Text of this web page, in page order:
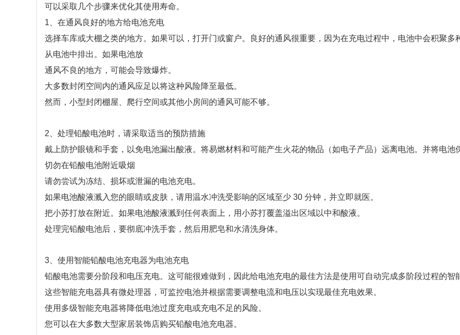
可以采取几个步骤来优化其使用寿命。
1、在通风良好的地方给电池充电
选择车库或大棚之类的地方。如果可以，打开门或窗户。良好的通风很重要，因为在充电过程中，电池中会积聚
从电池中排出。如果电池放
通风不良的地方，可能会导致爆炸。
大多数封闭空间内的通风应足以将这种风险降至最低。
然而，小型封闭棚屋、爬行空间或其他小房间的通风可能不够。
2、处理铅酸电池时，请采取适当的预防措施
戴上防护眼镜和手套，以免电池漏出酸液。将易燃材料和可能产生火花的物品（如电子产品）远离电池。并将电
切勿在铅酸电池附近吸烟
请勿尝试为冻结、损坏或泄漏的电池充电。
如果电池酸液溅入您的眼睛或皮肤，请用温水冲洗受影响的区域至少 30 分钟，并立即就医。
把小苏打放在附近。如果电池酸液溅到任何表面上，用小苏打覆盖溢出区域以中和酸液。
处理完铅酸电池后，要彻底冲洗手套，然后用肥皂和水清洗身体。
3、使用智能铅酸电池充电器为电池充电
铅酸电池需要分阶段和电压充电。这可能很难做到，因此给电池充电的最佳方法是使用可自动完成多阶段过程的智
这些智能充电器具有微处理器，可监控电池并根据需要调整电流和电压以实现最佳充电效果。
使用多级智能充电器将降低电池过度充电或充电不足的风险。
您可以在大多数大型家居装饰店购买铅酸电池充电器。